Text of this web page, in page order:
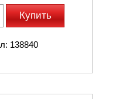
Купить
138840